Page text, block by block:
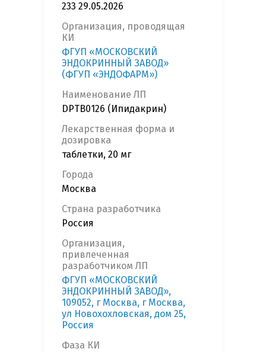
233 29.05.2026
Организация, проводящая
КИ
ФГУП «МОСКОВСКИЙ
ЭНДОКРИННЫЙ ЗАВОД»
(ФГУП «ЭНДОФАРМ»)
Наименование ЛП
DPTB0126 (Ипидакрин)
Лекарственная форма и
дозировка
таблетки, 20 мг
Города
Москва
Страна разработчика
Россия
Организация,
привлеченная
разработчиком ЛП
ФГУП «МОСКОВСКИЙ
ЭНДОКРИННЫЙ ЗАВОД»,
109052, г Москва, г Москва,
ул Новохохловская, дом 25,
Россия
Фаза КИ